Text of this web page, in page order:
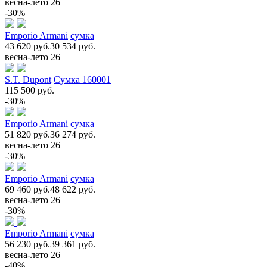
-30%
Emporio Armani сумка
43 620 руб.30 534 руб.
весна-лето 26
S.T. Dupont Сумка 160001
115 500 руб.
-30%
Emporio Armani сумка
51 820 руб.36 274 руб.
весна-лето 26
-30%
Emporio Armani сумка
69 460 руб.48 622 руб.
весна-лето 26
-30%
Emporio Armani сумка
56 230 руб.39 361 руб.
весна-лето 26